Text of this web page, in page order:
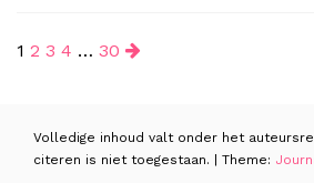
Berichten
1 2 3 4 … 30
Volledige inhoud valt onder het
citeren is niet toegestaan. | Theme: